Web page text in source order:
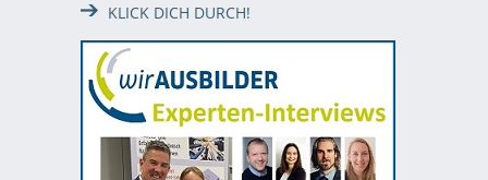
KLICK DICH DURCH!